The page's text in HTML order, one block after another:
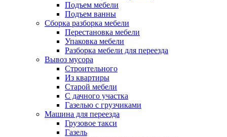
Подъем мебели
Подъем ванны
Сборка разборка мебели
Перестановка мебели
Упаковка мебели
Разборка мебели для переезда
Вывоз мусора
Строительного
Из квартиры
Старой мебели
С дачного участка
Газелью с грузчиками
Машина для переезда
Грузовое такси
Газель